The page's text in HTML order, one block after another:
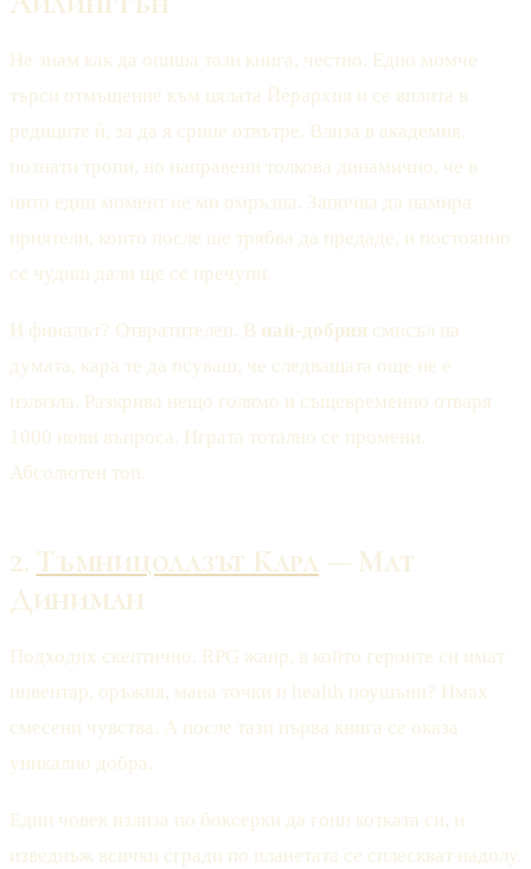
Не знам как да опиша тази книга, честно. Едно момче
търси отмъщение към цялата Йерархия и се вплита в
редиците ѝ, за да я срине отвътре. Влиза в академия,
познати тропи, но направени толкова динамично, че в
нито един момент не ми омръзна. Започва да намира
приятели, които после ще трябва да предаде, и постоянно
се чудиш дали ще се пречупи.
И финалът? Отвратителен. В най-добрия смисъл на
думата, кара те да псуваш, че следващата още не е
излязла. Разкрива нещо голямо и същевременно отваря
1000 нови въпроса. Играта тотално се промени.
Абсолютен топ.
2. Тъмницолазът Карл— Мат
Диниман
Подходих скептично. RPG жанр, в който героите си имат
инвентар, оръжия, мана точки и health поушъни? Имах
смесени чувства. А после тази първа книга се оказа
уникално добра.
Един човек излиза по боксерки да гони котката си, и
изведнъж всички сгради по планетата се сплескват надолу.